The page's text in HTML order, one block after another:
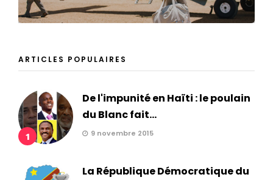
ARTICLES POPULAIRES
1
De l'impunité en Haïti : le poulain
du Blanc fait...
9 novembre 2015
La République Démocratique du